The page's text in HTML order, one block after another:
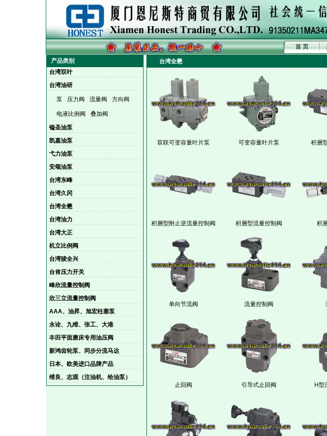
首 页
产品类别
台湾双叶
台湾油研
泵 压力阀 流量阀 方向阀
电液比例阀
叠加阀
镒圣油泵
凯嘉油泵
弋力油泵
安颂油泵
台湾东峰
台湾久冈
台湾全懋
台湾油力
台湾大正
机立比例阀
台湾骏全兴
台肯压力开关
峰欣流量控制阀
欣三立流量控制阀
AAA、油昇、旭宏柱塞泵
永诠、九维、张工、大港
丰田平面磨床专用油压阀
新鸿齿轮泵、同步分流马达
日本、欧美进口品牌产品
维良、志观（注油机、给油泵）
台湾全懋
双联可变容量叶片泵 可变容量叶片泵 积層
积層型附止逆流量控制阀 积層型流量控制阀 积
单向节流阀 流量控制阀
止回阀 引导式止回阀 H型